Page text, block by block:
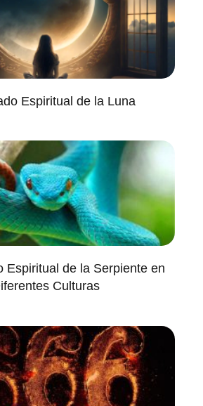
Espiritual de la Luna
Espiritual de la Serpiente en
Culturas